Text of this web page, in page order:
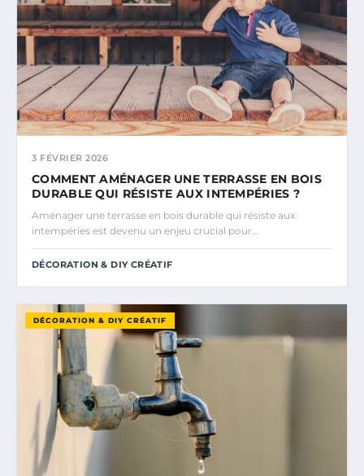
3 FÉVRIER 2026
COMMENT AMÉNAGER UNE TERRASSE EN BOIS
DURABLE QUI RÉSISTE AUX INTEMPÉRIES ?
Aménager une terrasse en bois durable qui résiste aux
intempéries est devenu un enjeu crucial pour…
DÉCORATION & DIY CRÉATIF
DÉCORATION & DIY CRÉATIF